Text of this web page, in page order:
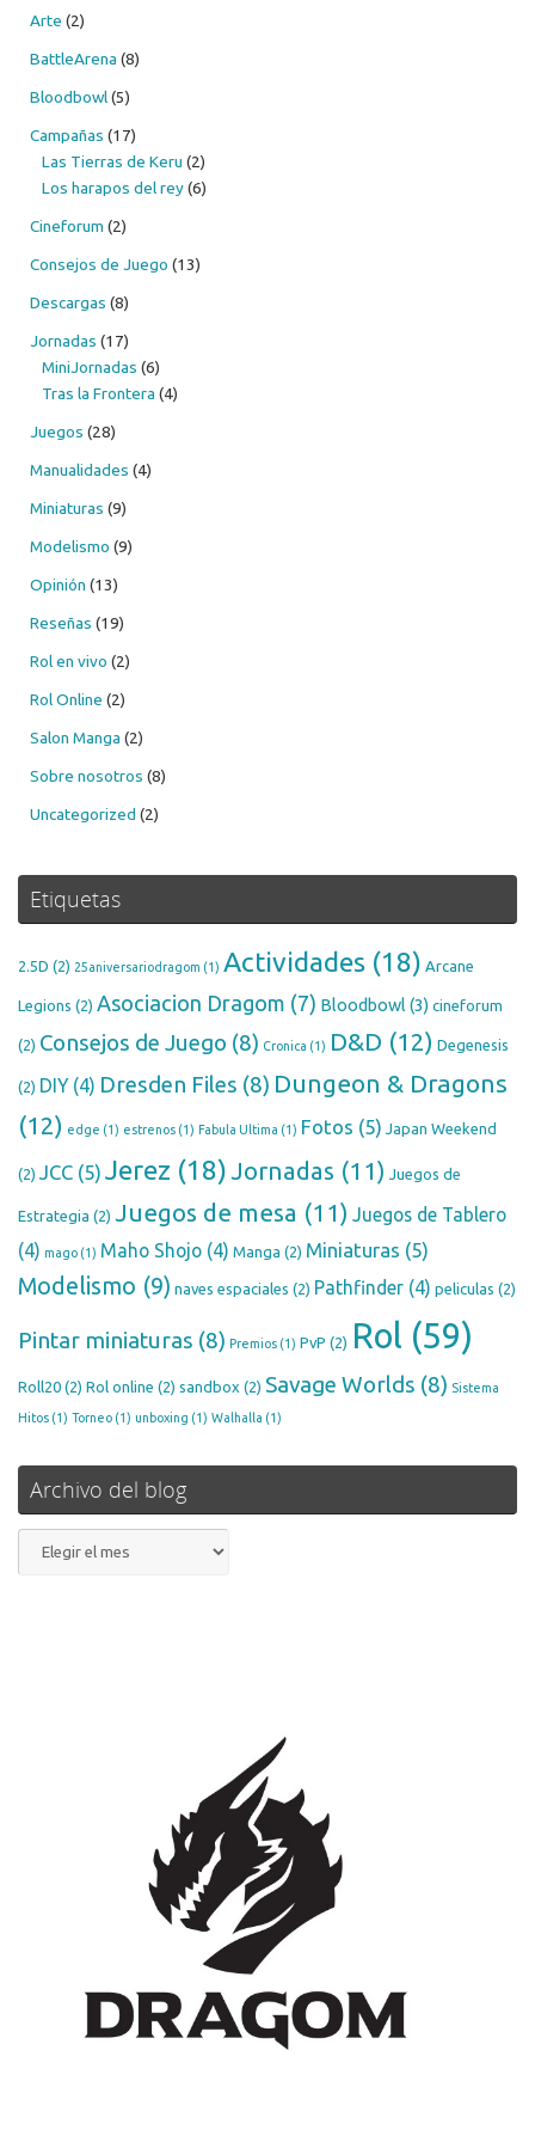
Arte (2)
BattleArena (8)
Bloodbowl(5)
Campañas (17)
Las Tierras de Keru (2)
Los harapos del rey(6)
Cineforum (2)
Consejos de Juego (13)
Descargas (8)
Jornadas (17)
MiniJornadas (6)
Tras la Frontera (4)
Juegos (28)
Manualidades (4)
Miniaturas (9)
Modelismo (9)
Opinión (13)
Reseñas (19)
Rol en vivo (2)
Rol Online (2)
Salon Manga (2)
Sobre nosotros (8)
Uncategorized (2)
Etiquetas
2.5D (2) 25aniversariodragom (1) Actividades (18) Arcane
Legions (2) Asociacion Dragom (7) Bloodbowl(3) cineforum
(2) Consejos de Juego (8) Cronica (1) D&D (12) Degenesis
(2) DIY(4) Dresden Files (8) Dungeon & Dragons
(12) edge (1) estrenos (1) Fabula Ultima (1) Fotos (5) Japan Weekend
(2) JCC (5) Jerez (18)Jornadas (11) Juegos de
Estrategia (2) Juegos de mesa (11) Juegos de Tablero
(4) mago (1) Maho Shojo (4) Manga (2) Miniaturas (5)
Modelismo (9) naves espaciales (2) Pathfinder (4) peliculas (2)
Pintar miniaturas (8) Premios (1) PvP (2) Rol (59)
Roll20 (2) Rol online (2) sandbox (2) Savage Worlds (8) Sistema
Hitos (1) Torneo (1) unboxing (1) Walhalla (1)
Archivo del blog
Archivo